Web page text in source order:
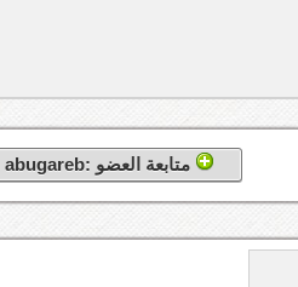
متابعة العضو :abugareb